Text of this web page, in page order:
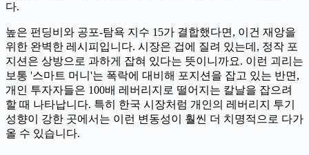
다.
높은 펀딩비와 공포-탐욕 지수 15가 결합했다면, 이건 재앙을
위한 완벽한 레시피입니다. 시장은 겁에 질려 있는데, 정작 포
지션은 상방으로 과하게 잡혀 있다는 뜻이니까요. 이런 괴리는
보통 '스마트 머니'는 폭락에 대비해 포지션을 잡고 있는 반면,
개인 투자자들은 100배 레버리지로 떨어지는 칼날을 잡으려
할 때 나타납니다. 특히 한국 시장처럼 개인의 레버리지 투기
성향이 강한 곳에서는 이런 변동성이 훨씬 더 치명적으로 다가
올 수 있습니다.